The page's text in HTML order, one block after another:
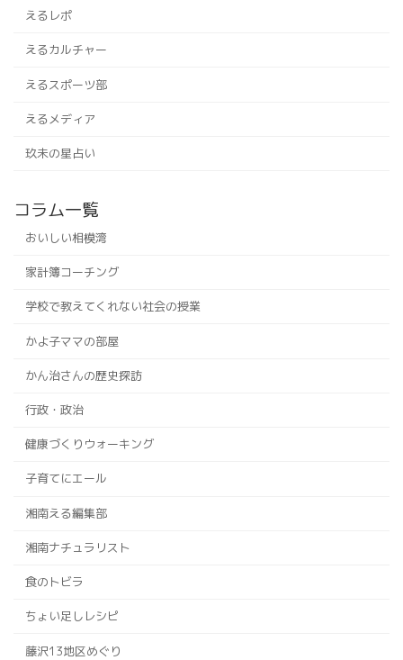
えるレポ
えるカルチャー
えるスポーツ部
えるメディア
玖未の星占い
コラム一覧
おいしい相模湾
家計簿コーチング
学校で教えてくれない社会の授業
かよ子ママの部屋
かん治さんの歴史探訪
行政・政治
健康づくりウォーキング
子育てにエール
湘南える編集部
湘南ナチュラリスト
食のトビラ
ちょい足しレシピ
藤沢13地区めぐり